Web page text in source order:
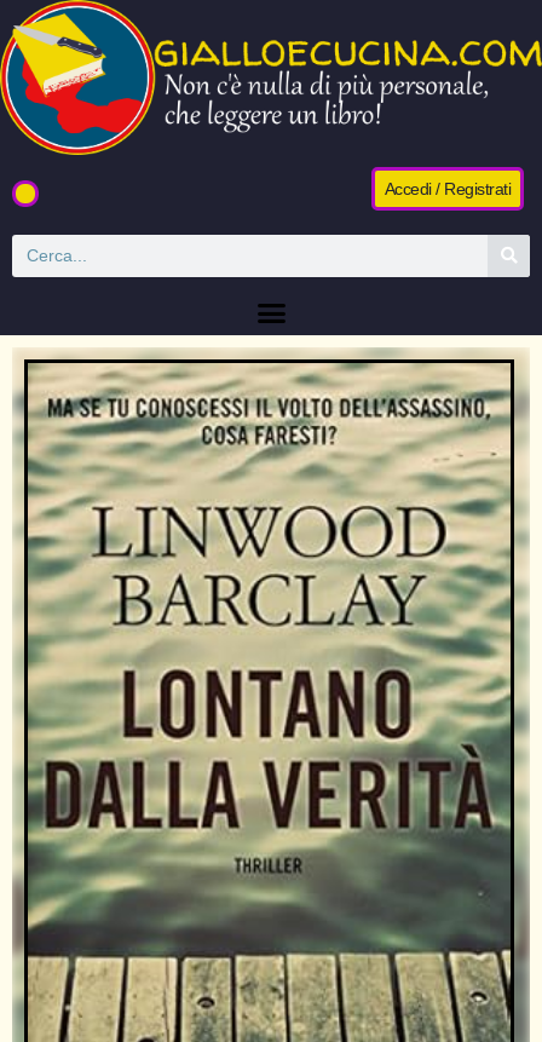
Accedi / Registrati